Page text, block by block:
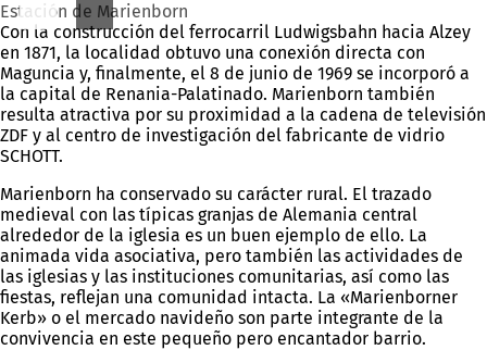
Estación de Marienborn
Con la construcción del ferrocarril Ludwigsbahn hacia Alzey
en 1871, la localidad obtuvo una conexión directa con
Maguncia y, finalmente, el 8 de junio de 1969 se incorporó a
la capital de Renania-Palatinado. Marienborn también
resulta atractiva por su proximidad a la cadena de televisión
ZDF y al centro de investigación del fabricante de vidrio
SCHOTT.
Marienborn ha conservado su carácter rural. El trazado
medieval con las típicas granjas de Alemania central
alrededor de la iglesia es un buen ejemplo de ello. La
animada vida asociativa, pero también las actividades de
las iglesias y las instituciones comunitarias, así como las
fiestas, reflejan una comunidad intacta. La «Marienborner
Kerb» o el mercado navideño son parte integrante de la
convivencia en este pequeño pero encantador barrio.